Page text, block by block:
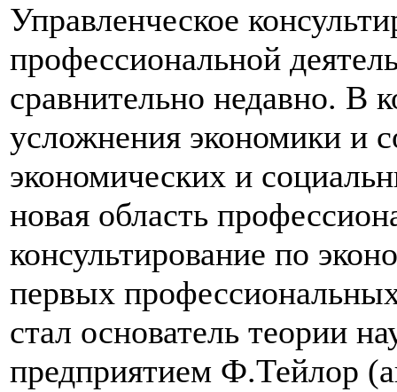
Управленческое
профессиональной
сравнительно недавно. В
усложнения экономики и
экономических и
новая область
консультирование по
первых
стал основатель теории
предприятием Ф.Тейлор